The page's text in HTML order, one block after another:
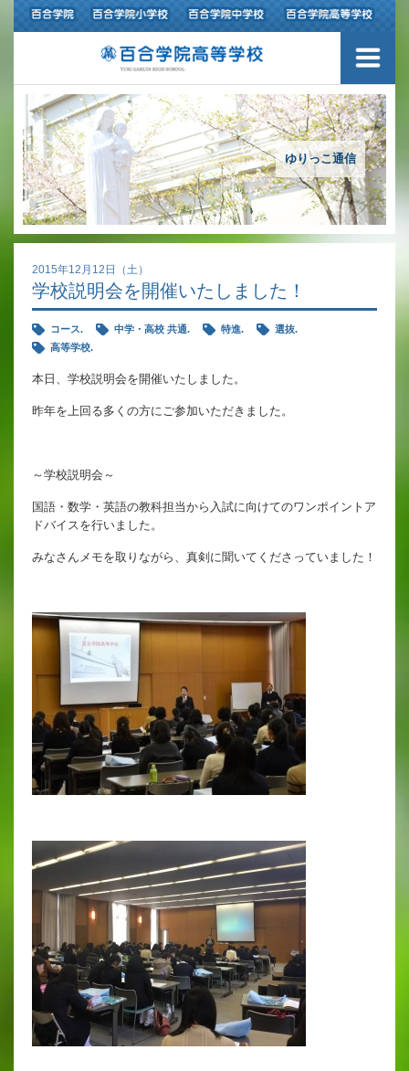
ゆりっこ通信
2015年12月12日（土）
学校説明会を開催いたしました！
コース. 中学・高校 共通. 特進.
選抜.
高等学校.
本日、学校説明会を開催いたしました。
昨年を上回る多くの方にご参加いただきました。
～学校説明会～
国語・数学・英語の教科担当から入試に向けてのワンポイントア
ドバイスを行いました。
みなさんメモを取りながら、真剣に聞いてくださっていました！
学校紹介
アクセスマップ
沿革
アカデミックリサーチコース
充実のフォローアップ体制
英語教育
行事スケジュール
出願時申請書類ダウンロード
帰国子女・転編入試験募集要項
入学金・学費
特待生・学費減免制度
入試関連よくある質問
入試イベント情報